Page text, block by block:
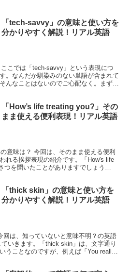
「tech-savvy」の意味と使い方を
分かりやすく解説！リアル英語
こでは「tech-savvy」という表現につ
。なんだか馴染みのない単語が含まれて
んなことはないのでご心配なく。まず、
「How’s life treating you?」その
まま使える便利表現！リアル英語
意味は？ 今回は、そのまま使える便利
れる挨拶表現の紹介です。「How's life
つを聞いたことがありますでしょう
「thick skin」の意味と使い方を
分かりやすく解説！リアル英語
回は、知っていないと意味不明？の英語
いきます。「thick skin」は、文字通り
うことなのですが、例えば「You really